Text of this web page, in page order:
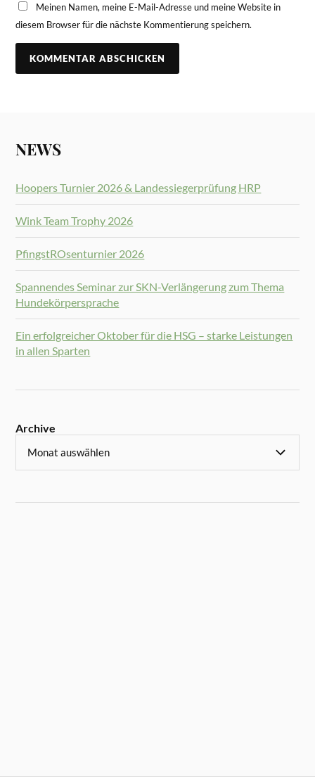
Meinen Namen, meine E-Mail-Adresse und meine Website in
diesem Browser für die nächste Kommentierung speichern.
NEWS
Hoopers Turnier 2026 & Landessiegerprüfung HRP
Wink Team Trophy 2026
PfingstROsenturnier 2026
Spannendes Seminar zur SKN-Verlängerung zum Thema
Hundekörpersprache
Ein erfolgreicher Oktober für die HSG – starke Leistungen
in allen Sparten
Archive